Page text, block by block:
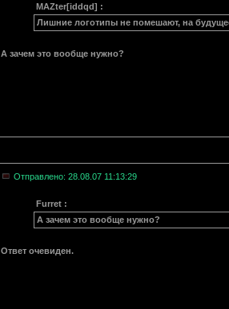
MAZter[iddqd] :
Лишние логотипы не помешают, на будущее
А зачем это вообще нужно?
Отправлено: 28.08.07 11:13:29
Furret :
А зачем это вообще нужно?
Ответ очевиден.